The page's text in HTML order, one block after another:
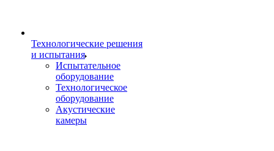
Технологические решения
и испытания
Испытательное
оборудование
Технологическое
оборудование
Акустические
камеры